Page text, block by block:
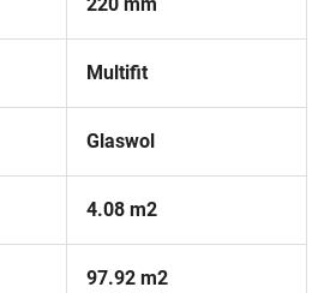
Multifit
Glaswol
4.08 m2
97.92 m2